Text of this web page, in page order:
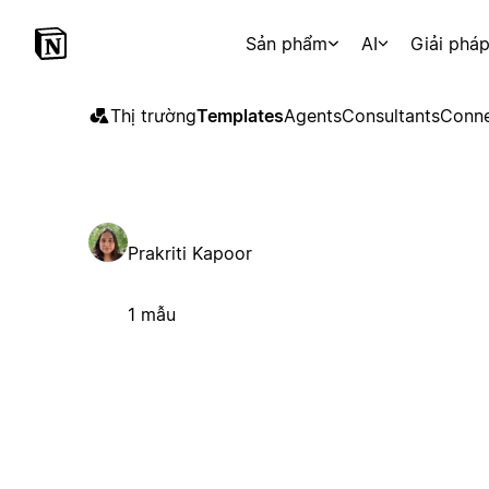
Sản phẩm AI Giải
Thị trườngTemplatesAgentsConsultants
Prakriti Kapoor
1 mẫu